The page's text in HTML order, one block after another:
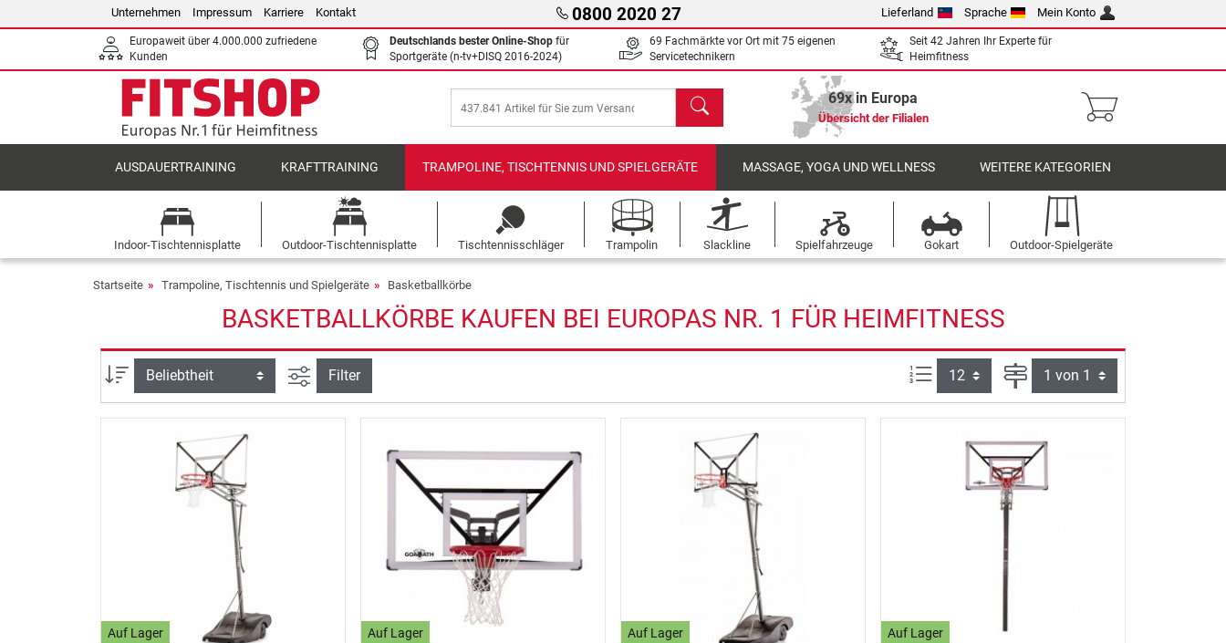
Unternehmen Impressum Karriere Kontakt 0800 2020 27 Lieferland Sprache Mein Konto
Europaweit über 4.000.000 zufriedene
Kunden
Deutschlands bester Online-Shop für
Sportgeräte (n-tv+DISQ 2016-2024)
69 Fachmärkte vor Ort mit 75 eigenen
Servicetechnikern
Seit 42 Jahren Ihr Experte für
Heimfitness
Suchen 69x in Europa
Übersicht der Filialen
AUSDAUERTRAINING KRAFTTRAINING TRAMPOLINE, TISCHTENNIS UND SPIELGERÄTE MASSAGE, YOGA UND WELLNESS WEITERE KATEGORIEN
Indoor-Tischtennisplatte Outdoor-Tischtennisplatte Tischtennisschläger Trampolin Slackline Spielfahrzeuge Gokart Outdoor-Spielgeräte
Startseite Trampoline, Tischtennis und Spielgeräte Basketballkörbe
BASKETBALLKÖRBE KAUFEN BEI EUROPAS NR. 1 FÜR HEIMFITNESS
Sortierung Ansicht filtern
Filter Artikel pro Seite: Seite
Auf Lager Auf Lager Auf Lager Auf Lager